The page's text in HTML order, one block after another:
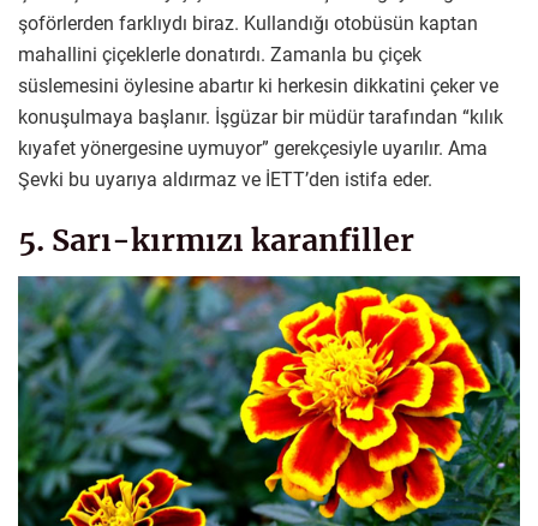
şoförlerden farklıydı biraz. Kullandığı otobüsün kaptan
mahallini çiçeklerle donatırdı. Zamanla bu çiçek
süslemesini öylesine abartır ki herkesin dikkatini çeker ve
konuşulmaya başlanır. İşgüzar bir müdür tarafından “kılık
kıyafet yönergesine uymuyor” gerekçesiyle uyarılır. Ama
Şevki bu uyarıya aldırmaz ve İETT’den istifa eder.
5. Sarı-kırmızı karanfiller